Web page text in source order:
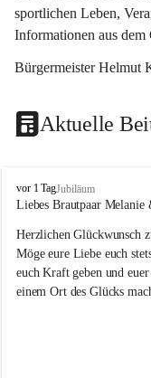
sportlichen Leben,
Informationen aus
Bürgermeister Helmut
Aktuelle
T
o
a
j
vor 1 TagJubiläum
Liebes Brautpaar Melanie
Herzlichen Glückwunsch
Möge eure Liebe euch
euch Kraft geben und
einem Ort des Glücks